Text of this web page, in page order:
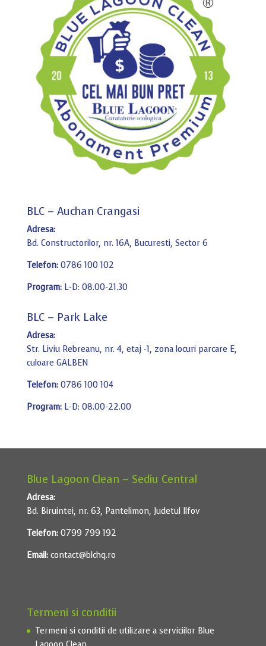
BLC – Auchan Crangasi
Adresa:
Bd. Constructorilor, nr. 16A, Bucuresti, Sector 6
Telefon: 0786 100 102
Program: L-D: 08.00-21.30
BLC – Park Lake
Adresa:
Str. Liviu Rebreanu, nr. 4, etaj -1, zona locuri parcare E,
culoare GALBEN
Telefon: 0786 100 104
Program: L-D: 08.00-22.00
Blue Lagoon Clean – Sediu Central
Adresa:
Bd. Biruintei, nr. 63, Pantelimon, Judetul Ilfov
Telefon:0799 799 192
Email: contact@blchq.ro
Termeni si conditii
Termeni si conditii de utilizare a serviciilor Blue